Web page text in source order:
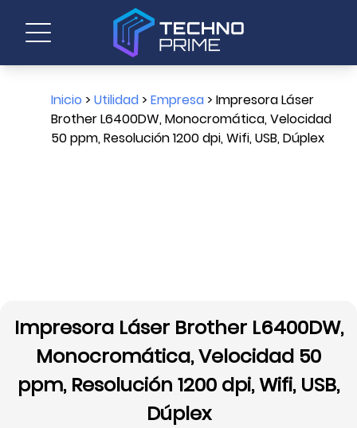
Inicio > Utilidad> Empresa> Impresora Láser
Brother L6400DW, Monocromática, Velocidad
50 ppm, Resolución 1200 dpi, Wifi, USB, Dúplex
Impresora Láser Brother L6400DW,
Monocromática, Velocidad 50
ppm, Resolución 1200 dpi, Wifi, USB,
Dúplex